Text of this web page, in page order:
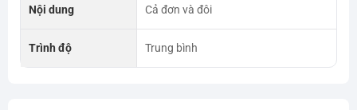
Nội dung Cả đơn và đôi
Trình độ Trung bình